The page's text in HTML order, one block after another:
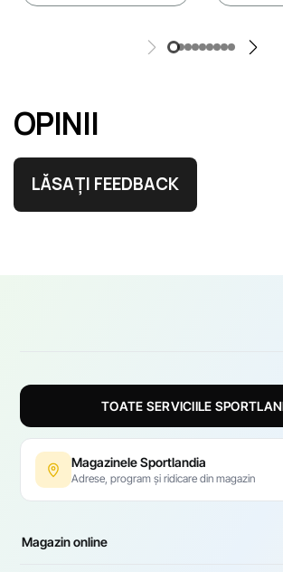
OPINII
LĂSAȚI FEEDBACK
TOATE SERVICIILE
Magazinele Sportlandia
Adrese, program și ridicare din magazin
Magazin online